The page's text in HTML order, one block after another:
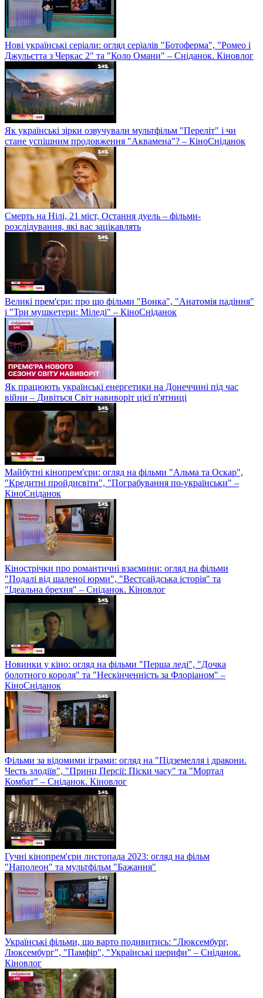
Нові українські серіали: огляд серіалів "Ботоферма", "Ромео і
Джульєтта з Черкас 2" та "Коло Омани" – Сніданок. Кіновлог
Як українські зірки озвучували мультфільм "Переліт" і чи
стане успішним продовження "Аквамена"? – КіноСніданок
Смерть на Нілі, 21 міст, Остання дуель – фільми-
розслідування, які вас зацікавлять
Великі прем'єри: про що фільми "Вонка", "Анатомія падіння"
і "Три мушкетери: Міледі" – КіноСніданок
Як працюють українські енергетики на Донеччині під час
війни – Дивіться Світ навиворіт цієї п'ятниці
Майбутні кінопрем'єри: огляд на фільми "Альма та Оскар",
"Кредитні пройдисвіти", "Пограбування по-українськи" –
КіноСніданок
Кінострічки про романтичні взаємини: огляд на фільми
"Подалі від шаленої юрми", "Вестсайдська історія" та
"Ідеальна брехня" – Сніданок. Кіновлог
Новинки у кіно: огляд на фільми "Перша леді", "Дочка
болотного короля" та "Нескінченність за Флоріаном" –
КіноСніданок
Фільми за відомими іграми: огляд на "Підземелля і дракони.
Честь злодіїв", "Принц Персії: Піски часу" та "Мортал
Комбат" – Сніданок. Кіновлог
Гучні кінопрем'єри листопада 2023: огляд на фільм
"Наполеон" та мультфільм "Бажання"
Українські фільми, що варто подивитись: "Люксембург,
Люксембург", "Памфір", "Українські шерифи" – Сніданок.
Кіновлог